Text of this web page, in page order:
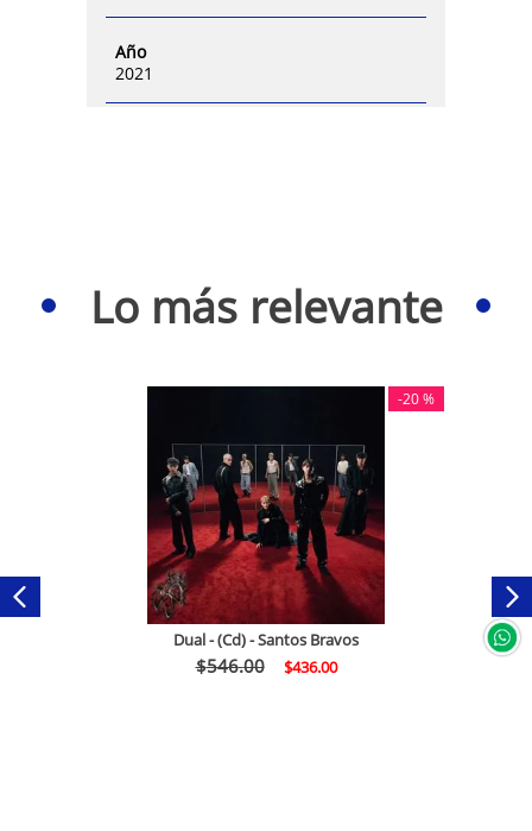
Año
2021
Lo más relevante
-20 %
Dual - (Cd) - Santos Bravos
$546.00 $436.00